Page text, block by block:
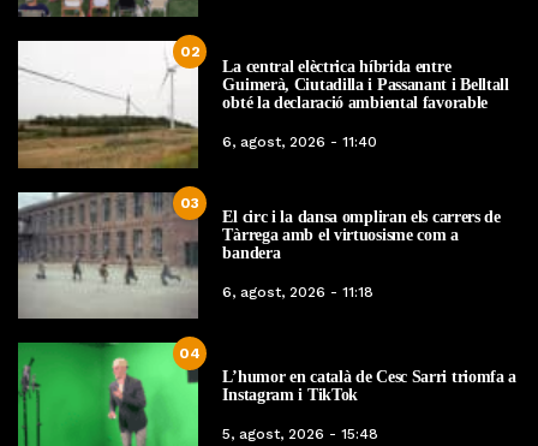
02
La central elèctrica híbrida entre
Guimerà, Ciutadilla i Passanant i Belltall
obté la declaració ambiental favorable
6, agost, 2026 - 11:40
03
El circ i la dansa ompliran els carrers de
Tàrrega amb el virtuosisme com a
bandera
6, agost, 2026 - 11:18
04
L’humor en català de Cesc Sarri triomfa a
Instagram i TikTok
5, agost, 2026 - 15:48